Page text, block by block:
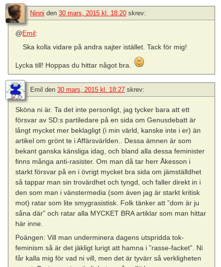
Ninni den 30 mars, 2015 kl. 18:20 skrev:
@Emil:
Ska kolla vidare på andra sajter istället. Tack för mig!
Lycka till! Hoppas du hittar något bra.
Emil den 30 mars, 2015 kl. 18:27 skrev:
Sköna ni är. Ta det inte personligt, jag tycker bara att ett
försvar av SD:s partiledare på en sida om Genusdebatt är
långt mycket mer beklagligt (i min värld, kanske inte i er) än
artikel om grönt te i Affärsvärlden.. Dessa ämnen är som
bekant ganska känsliga idag, och bland alla dessa feminister
finns många anti-rasister. Om man då tar herr Åkesson i
starkt försvar på en i övrigt mycket bra sida om jämställdhet
så tappar man sin trovärdhet och tyngd, och faller direkt in i
den som man i vänstermedia (som även jag är starkt kritisk
mot) ratar som lite smygrasistisk. Folk tänker att ”dom är ju
såna där” och ratar alla MYCKET BRA artiklar som man hittar
här inne.
Poängen: Vill man underminera dagens utspridda tok-
feminism så är det jäkligt lurigt att hamna i ”rasse-facket”. Ni
får kalla mig för vad ni vill, men det är tyvärr så verkligheten